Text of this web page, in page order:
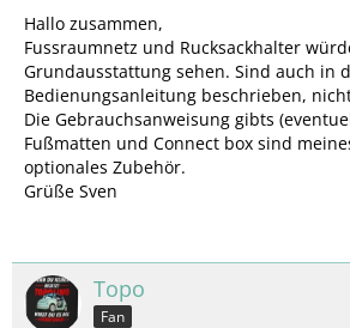
Hallo zusammen,
Fussraumnetz und Rucksackhalter
Grundausstattung sehen. Sind auch in
Bedienungsanleitung beschrieben,
Die Gebrauchsanweisung gibts
Fußmatten und Connect box sind
optionales Zubehör.
Grüße Sven
Topo
Fan